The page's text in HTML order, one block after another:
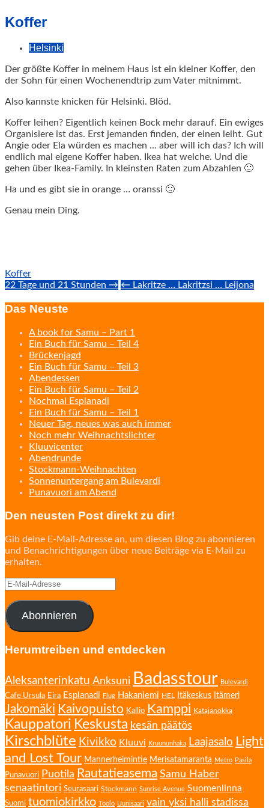
Koffer
Helsinki
Der größte Koffer in meinem Haus ist ein kleiner Koffer, den
der Sohn für einen Wochenendtrip zum Vater mitnimmt.
Also kannste knicken für Helsinki. Blöd.
Koffer leihen? Eigentlich keinen Bock mehr darauf. Ein ewiges
Organisiere ist das. Erst jemanden finden, der einen leiht. Gut
Angie oder Ela würden es machen … aber will ich das? Ich will
endlich mal eigene Koffer haben. Ikea hat welche. Und die
gehen über Ikea-Family. In kleinsten Raten zum Abzahlen 🙂
Ha und es gibt sie in orange … oranssi 🙂
Genau mein Ding.
Koffer
Post
navigation
22 Tage und 21 Stunden → ← Lakritze … Lakritzsi … Leijona
Das Neuste
A book for Samu – Part 1
Ein Buch für Samu – Teil 4
Brückenjagd
Ein Buch für Samu – Teil 3
Abendessen
Ein Buch für Samu – Teil 2
Nochmal Esplanadi
Ein Buch für Samu – Teil 1
Neuer Tag, neues was auch immer
Noch mehr Weihnachtslichter
Kluuvicenter
Abendrunde
Stockmann-Weihnachten
Sonnenuntergang am Bulevardi
Punavuori am Abend
Den neusten Post direkt zu dir!
Gib deine E-Mail-Adresse an, um diesen Blog zu abonnieren
und Benachrichtigungen über neue Beiträge via E-Mail zu
erhalten.
E-
Adresse
Abonnieren
Herumtreiben und entdecken
Aleksanterinkatu Anksuni Badasstour Bulevardi
Cafe Ursula Eira Esplanadi Flug Hakaniemi HEL Itäkeskus Itämeri
Jakomäki Kaivopuisto Kallio Kamppi Katajanokka
Kauppatori Keskusta kesän päätös
Kirschblüte Kivikko Kluuvi Kruununhaka Laajasalo Light
and Lost Tour Mannerheimintie Merisatamaranta Metro Pasila
Punavuori Puotila Rautatieasema Samu Haber
senaatintori Seurasaari Stockmann Sunrise Avenue Suomenlinna
Suomi tuomiokirkko Töölö Uunisaari vain yksi halli stadissa